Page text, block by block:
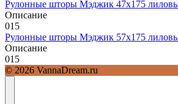
Рулонные шторы Мэджик 47х175
Описание
015
Рулонные шторы Мэджик 57х175
Описание
015
© 2026 VannaDream.ru